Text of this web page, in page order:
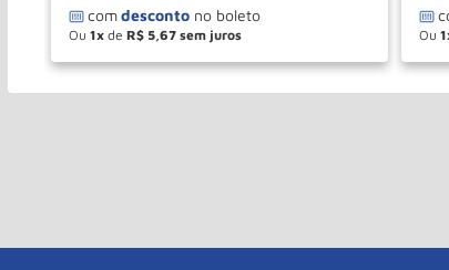
Ou 1 de R$ 5,67
＋
－ COMPRAR
Ou 1
－